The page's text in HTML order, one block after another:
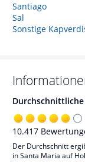
Santiago
Sal
Sonstige
10.417
Der Durchschnitt
in Santa Maria auf